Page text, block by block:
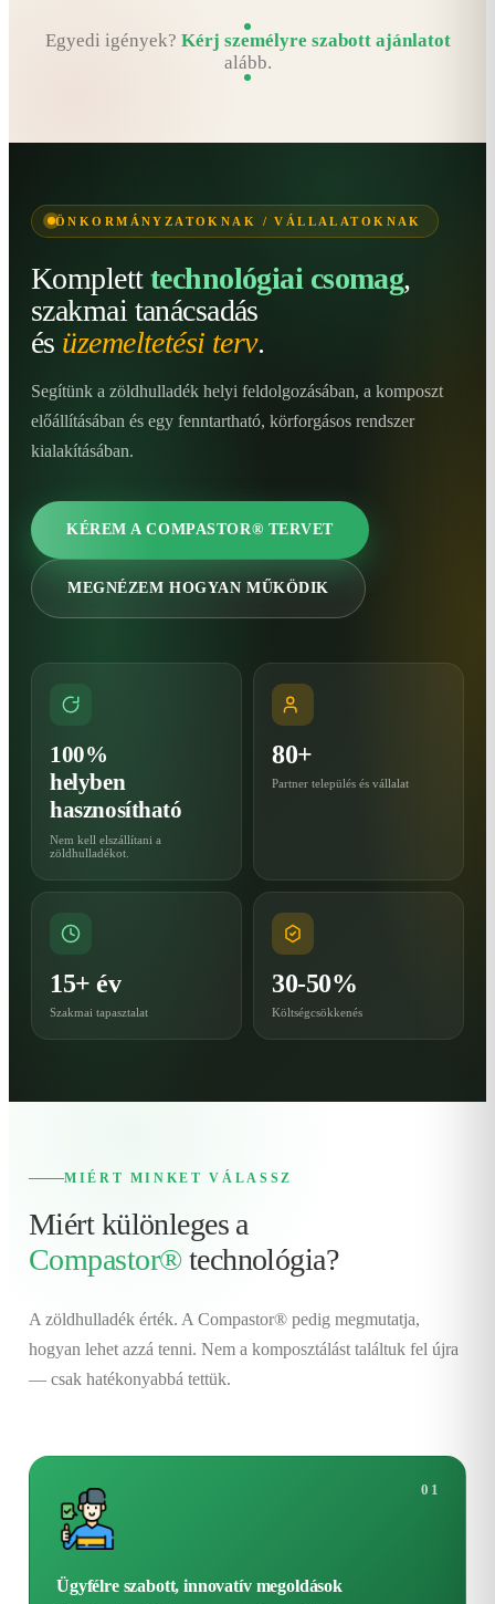
Egyedi igények? Kérj személyre szabott ajánlatot
alább.
ÖNKORMÁNYZATOKNAK / VÁLLALATOKNAK
Kompletttechnológiai csomag,
szakmai tanácsadás
és üzemeltetési terv.
Segítünk a zöldhulladék helyi feldolgozásában, a komposzt
előállításában és egy fenntartható, körforgásos rendszer
kialakításában.
KÉREM A COMPASTOR® TERVET
MEGNÉZEM HOGYAN MŰKÖDIK
100%
helyben
hasznosítható
Nem kell elszállítani a
zöldhulladékot.
80+
Partner település és vállalat
15+ év
Szakmai tapasztalat
30-50%
Költségcsökkenés
MIÉRT MINKET VÁLASSZ
Miért különleges a
Compastor® technológia?
A zöldhulladék érték. A Compastor® pedig megmutatja,
hogyan lehet azzá tenni. Nem a komposztálást találtuk fel újra
— csak hatékonyabbá tettük.
01
Ügyfélre szabott, innovatív megoldások